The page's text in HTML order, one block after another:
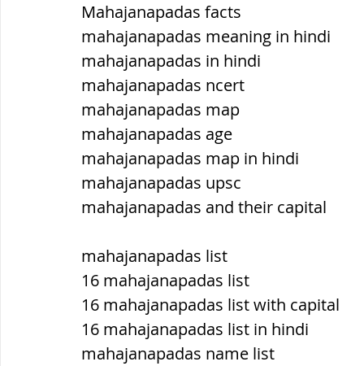
Mahajanapadas facts
mahajanapadas meaning in hindi
mahajanapadas in hindi
mahajanapadas ncert
mahajanapadas map
mahajanapadas age
mahajanapadas map in hindi
mahajanapadas upsc
mahajanapadas and their capital
mahajanapadas list
16 mahajanapadas list
16 mahajanapadas list with capital
16 mahajanapadas list in hindi
mahajanapadas name list